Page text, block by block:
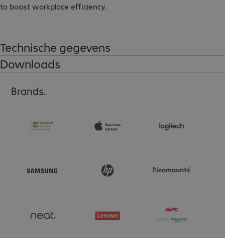
to boost workplace efficiency.
Highly-effective solvent
Spay in an aluminium can
Contents: 400 ml
Technische gegevens
Downloads
Brands.